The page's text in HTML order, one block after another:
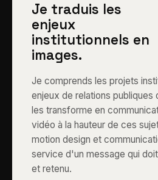
Je traduis les
enjeux
institutionnels en
images.
Je comprends les projets
enjeux de relations
les transforme en
vidéo à la hauteur de ces
motion design et
service d'un message qui
et retenu.